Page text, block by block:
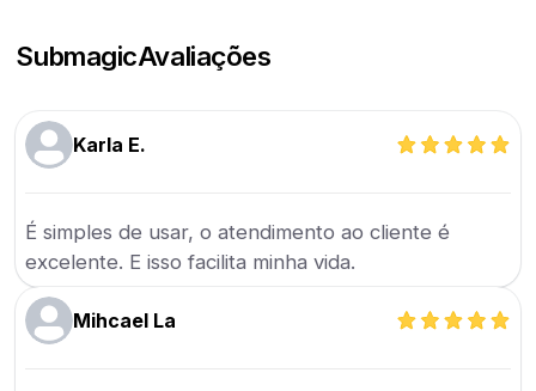
SubmagicAvaliações
Karla E.
É simples de usar, o atendimento ao cliente é
excelente. E isso facilita minha vida.
Mihcael La